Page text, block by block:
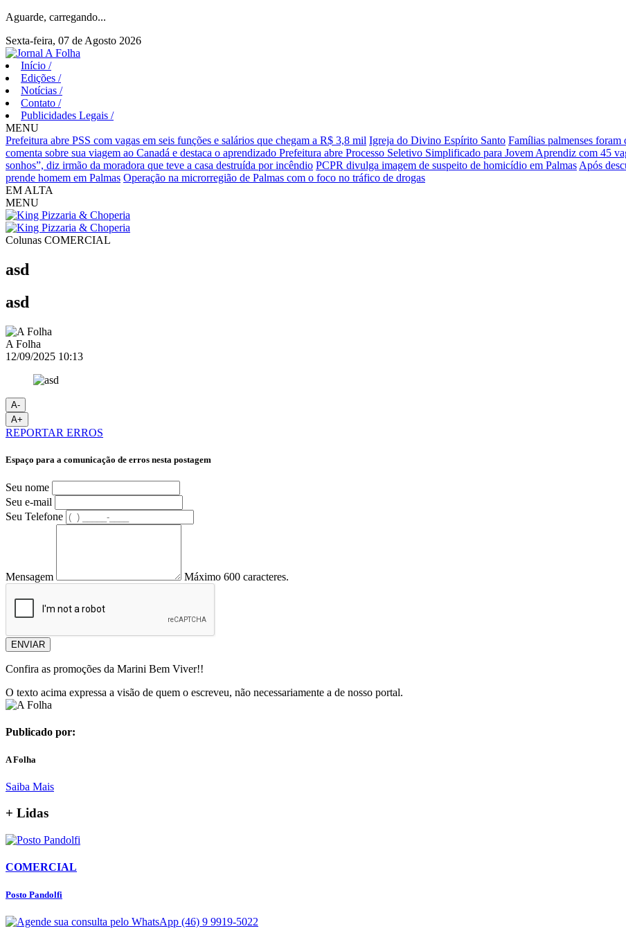
Aguarde, carregando...
Sexta-feira, 07 de Agosto 2026
Início /
Edições /
Notícias /
Contato /
Publicidades Legais /
MENU
Prefeitura abre PSS com vagas em seis funções e salários que chegam a R$ 3,8 mil Igreja do Divino Espírito Santo Famílias palmenses foram
comenta sobre sua viagem ao Canadá e destaca o aprendizado Prefeitura abre Processo Seletivo Simplificado para Jovem Aprendiz com 45
sonhos”, diz irmão da moradora que teve a casa destruída por incêndio PCPR divulga imagem de suspeito de homicídio em Palmas Após
prende homem em Palmas Operação na microrregião de Palmas com o foco no tráfico de drogas
EM ALTA
MENU
Colunas COMERCIAL
asd
asd
A Folha
12/09/2025 10:13
A-
A+
REPORTAR ERROS
Espaço para a comunicação de erros nesta postagem
Seu nome
Seu e-mail
Seu Telefone
Mensagem Máximo 600 caracteres.
ENVIAR
Confira as promoções da Marini Bem Viver!!
O texto acima expressa a visão de quem o escreveu, não necessariamente a de nosso portal.
Publicado por:
A Folha
Saiba Mais
+ Lidas
COMERCIAL
Posto Pandolfi